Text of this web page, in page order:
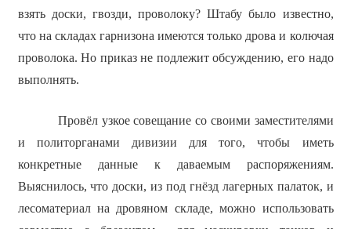
взять доски, гвозди, проволоку? Штабу было известно,
что на складах гарнизона имеются только дрова и колючая
проволока. Но приказ не подлежит обсуждению, его надо
выполнять.
Провёл узкое совещание со своими заместителями
и политорганами дивизии для того, чтобы иметь
конкретные данные к даваемым распоряжениям.
Выяснилось, что доски, из под гнёзд лагерных палаток, и
лесоматериал на дровяном складе, можно использовать